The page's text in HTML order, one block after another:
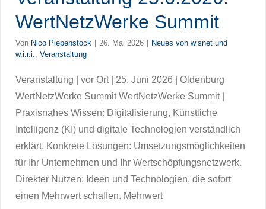
WertNetzWerke Summit
Von Nico Piepenstock 26. Mai 2026
Neues von wisnet und
w.i.r.i., Veranstaltung
Veranstaltung | vor Ort | 25. Juni 2026 | Oldenburg
WertNetzWerke Summit WertNetzWerke Summit |
Praxisnahes Wissen: Digitalisierung, Künstliche
Intelligenz (KI) und digitale Technologien verständlich
erklärt. Konkrete Lösungen: Umsetzungsmöglichkeiten
für Ihr Unternehmen und Ihr Wertschöpfungsnetzwerk.
Direkter Nutzen: Ideen und Technologien, die sofort
einen Mehrwert schaffen. Mehrwert